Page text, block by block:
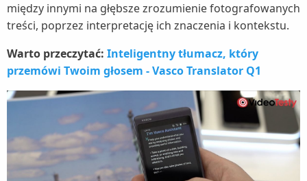
między innymi na głębsze zrozumienie fotografowanych
treści, poprzez interpretację ich znaczenia i kontekstu.
Warto przeczytać: Inteligentny tłumacz, który
przemówi Twoim głosem - Vasco Translator Q1